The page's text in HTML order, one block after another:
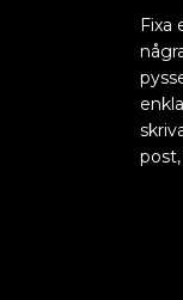
Fixa
post,